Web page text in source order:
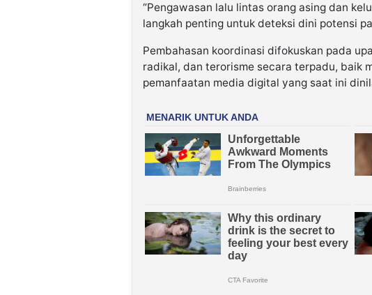
“Pengawasan lalu lintas orang asing dan
langkah penting untuk deteksi dini potensi
Pembahasan koordinasi difokuskan pada
radikal, dan terorisme secara terpadu, baik
pemanfaatan media digital yang saat ini